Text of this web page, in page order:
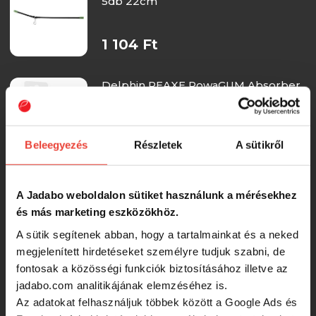
Beleegyezés Részletek A sütikről
A Jadabo weboldalon sütiket használunk a mérésekhez
és más marketing eszközökhöz.
A sütik segítenek abban, hogy a tartalmainkat és a neked
megjelenített hirdetéseket személyre tudjuk szabni, de
fontosak a közösségi funkciók biztosításához illetve az
jadabo.com analitikájának elemzéséhez is.
Az adatokat felhasználjuk többek között a Google Ads és
1 104 Ft
Delphin REAXE PowaGUM Absorber
Transzparens (0.8mm/6kg/10m)
1 004 Ft
Barna (0.6mm/4kg/10m) Feeder
Power gumi
1 004 Ft
Delphin REAXE PowaGUM Absorber
Transzparens (1.2mm/10kg/10m)
Feeder Power gumi